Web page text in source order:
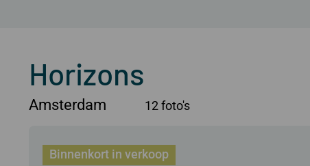
Horizons
Amsterdam 12 foto's
Binnenkort in verkoop